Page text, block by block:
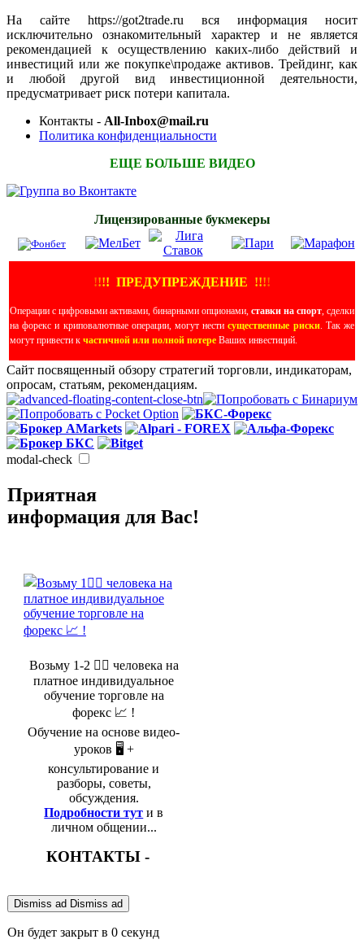
На сайте https://got2trade.ru вся информация носит
исключительно ознакомительный характер и не является
рекомендацией к осуществлению каких-либо действий и
инвестиций или же покупке\продаже активов. Трейдинг, как
и любой другой вид инвестиционной деятельности,
предусматривает риск потери капитала.
Контакты - All-Inbox@mail.ru
Политика конфиденциальности
ЕЩЕ БОЛЬШЕ ВИДЕО
Лицензированные букмекеры
!!!! ПРЕДУПРЕЖДЕНИЕ !!!!
Операции с цифровыми активами, бинарными опционами, ставки на спорт, сделки
на форекс и криповалютные операции, могут нестисущественные риски. Так же
могут привести к частичной или полной потере Ваших инвестиций.
Сайт посвященный обзору стратегий торговли, индикаторам,
опросам, статьям, рекомендациям.
modal-check
Приятная
информация для Вас!
Возьму 1-2 🤵‍♂️ человека на
платное индивидуальное
обучение торговле на
форекс 📈 !
Обучение на основе видео-
уроков 🖥️ +
консультирование и
разборы, советы,
обсуждения.
Подробности тут и в
личном общении...
КОНТАКТЫ -
Dismiss ad Dismiss ad
Он будет закрыт в 0 секунд